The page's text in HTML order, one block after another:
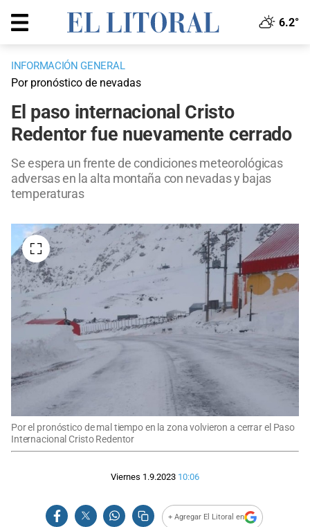
6.2°
INFORMACIÓN GENERAL
Por pronóstico de nevadas
El paso internacional Cristo
Redentor fue nuevamente cerrado
Se espera un frente de condiciones meteorológicas
adversas en la alta montaña con nevadas y bajas
temperaturas
Por el pronóstico de mal tiempo en la zona volvieron a cerrar el Paso
Internacional Cristo Redentor
Viernes 1.9.2023 10:06
+ Agregar El Litoral en